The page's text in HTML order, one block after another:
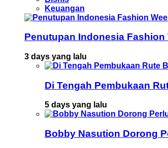
Keuangan
Penutupan Indonesia
3 days yang lalu
Di Tengah Pembukaan
5 days yang lalu
Bobby Nasution Dorong